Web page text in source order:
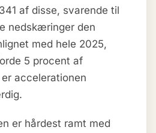
af disse, svarende til
nedskæringer den
med hele 2025,
5 procent af
accelerationen
er hårdest ramt med